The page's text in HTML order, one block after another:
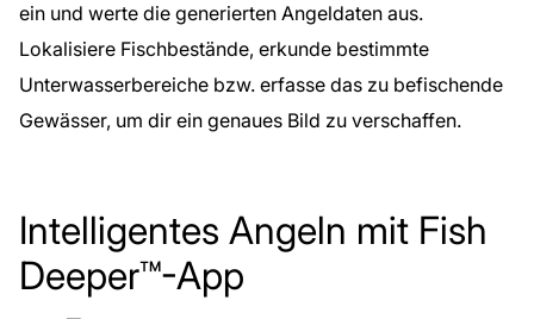
ein und werte die generierten Angeldaten aus.
Lokalisiere Fischbestände, erkunde bestimmte
Unterwasserbereiche bzw. erfasse das zu befischende
Gewässer, um dir ein genaues Bild zu verschaffen.
Intelligentes Angeln mit Fish
Deeper™-App